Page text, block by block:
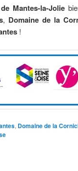
Mantes-la-Jolie
, Domaine de la
!
, Domaine de la